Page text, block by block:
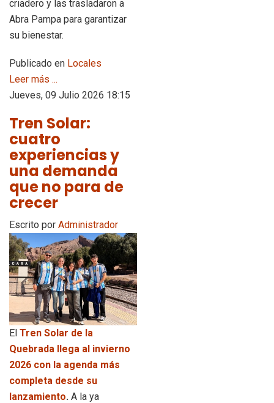
criadero y las trasladaron a
Abra Pampa para garantizar
su bienestar.
Publicado en Locales
Leer más ...
Jueves, 09 Julio 2026 18:15
Tren Solar:
cuatro
experiencias y
una demanda
que no para de
crecer
Escrito por Administrador
El Tren Solar de la
Quebrada llega al invierno
2026 con la agenda más
completa desde su
lanzamiento. A la ya